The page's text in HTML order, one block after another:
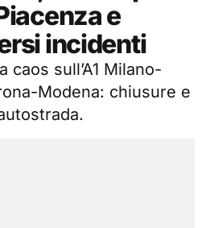
e
incidenti
caos sull’A1 Milano-
Modena: chiusure e